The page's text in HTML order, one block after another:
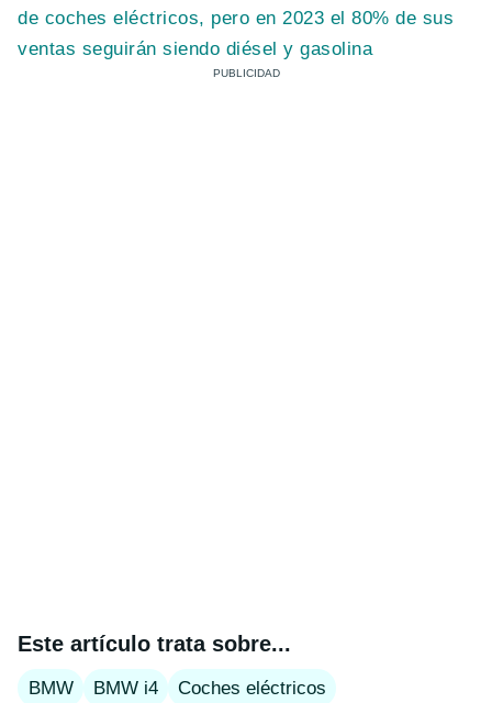
de coches eléctricos, pero en 2023 el 80% de sus
ventas seguirán siendo diésel y gasolina
Este artículo trata sobre...
BMW BMW i4 Coches eléctricos